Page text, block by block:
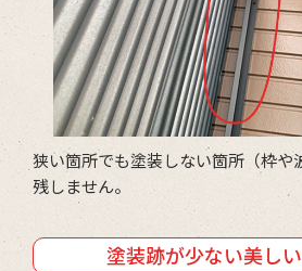
狭い箇所でも塗装しない箇所（枠や
残しません。
塗装跡が少ない美し